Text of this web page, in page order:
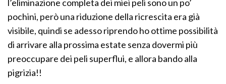
l’eliminazione completa dei miei peli sono un po’
pochini, però una riduzione della ricrescita era già
visibile, quindi se adesso riprendo ho ottime possibilità
di arrivare alla prossima estate senza dovermi più
preoccupare dei peli superflui, e allora bando alla
pigrizia!!